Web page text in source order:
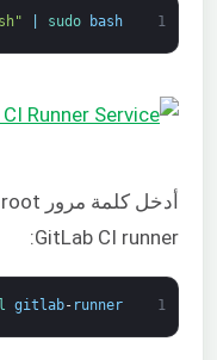
1
sudo bash
GitLab CI runner:
1
gitlab- runner